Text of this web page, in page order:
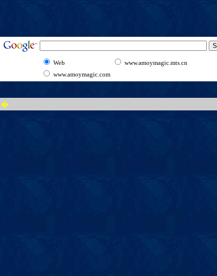
Web
www.amoymagic.mts.cn
www.amoymagic.com
�